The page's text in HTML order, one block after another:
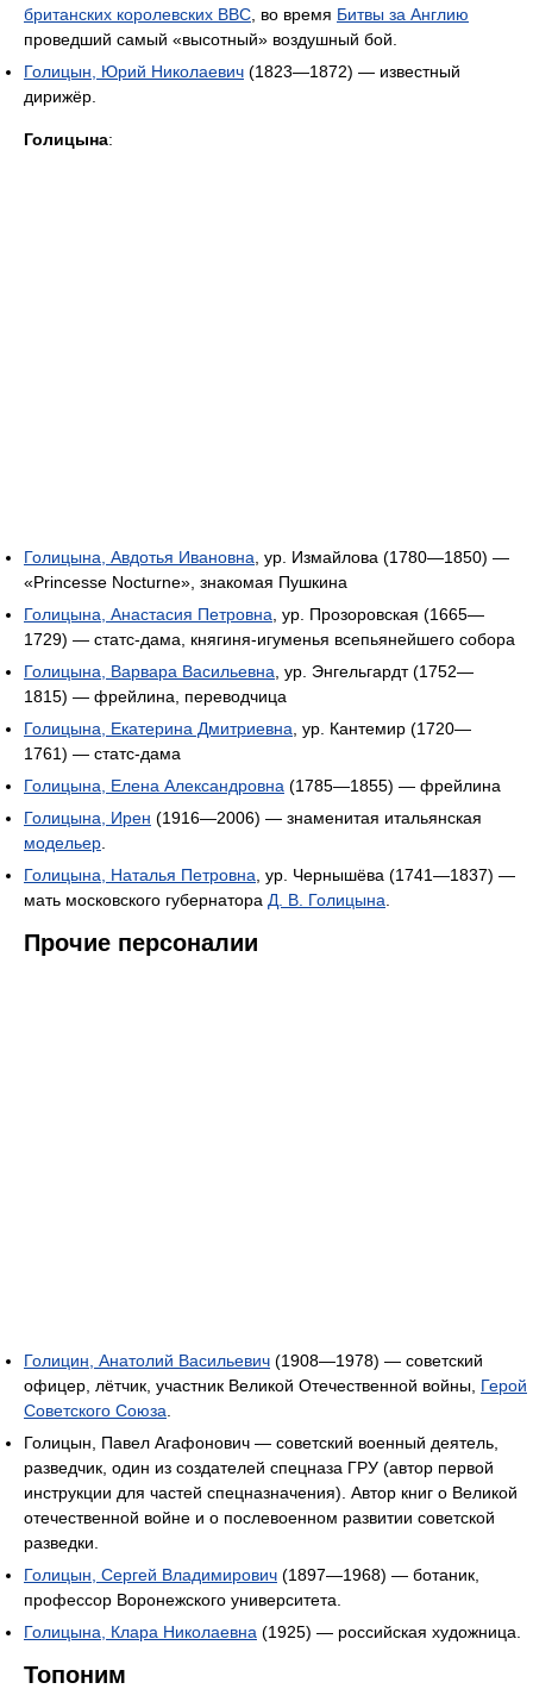
британских королевских ВВС , во время Битвы за Англию
проведший самый «высотный» воздушный бой.
Голицын, Юрий Николаевич (1823—1872) — известный
дирижёр.
Голицына:
Голицына, Авдотья Ивановна , ур. Измайлова (1780—1850) —
«Princesse Nocturne», знакомая Пушкина
Голицына, Анастасия Петровна , ур. Прозоровская (1665—
1729) — статс-дама, княгиня-игуменья всепьянейшего собора
Голицына, Варвара Васильевна , ур. Энгельгардт (1752—
1815) — фрейлина, переводчица
Голицына, Екатерина Дмитриевна , ур. Кантемир (1720—
1761) — статс-дама
Голицына, Елена Александровна (1785—1855) — фрейлина
Голицына, Ирен (1916—2006) — знаменитая итальянская
модельер
Голицына, Наталья Петровна , ур. Чернышёва (1741—1837) —
мать московского губернатора Д. В. Голицына
Прочие персоналии
Голицин, Анатолий Васильевич (1908—1978) — советский
офицер, лётчик, участник Великой Отечественной войны, Герой
Советского Союза
Голицын, Павел Агафонович — советский военный деятель,
разведчик, один из создателей спецназа ГРУ (автор первой
инструкции для частей спецназначения). Автор книг о Великой
отечественной войне и о послевоенном развитии советской
разведки.
Голицын, Сергей Владимирович (1897—1968) — ботаник,
профессор Воронежского университета.
Голицына, Клара Николаевна (1925) — российская художница.
Топоним